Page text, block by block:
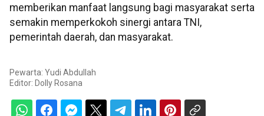
memberikan manfaat langsung bagi masyarakat serta
semakin memperkokoh sinergi antara TNI,
pemerintah daerah, dan masyarakat.
Pewarta: Yudi Abdullah
Editor: Dolly Rosana